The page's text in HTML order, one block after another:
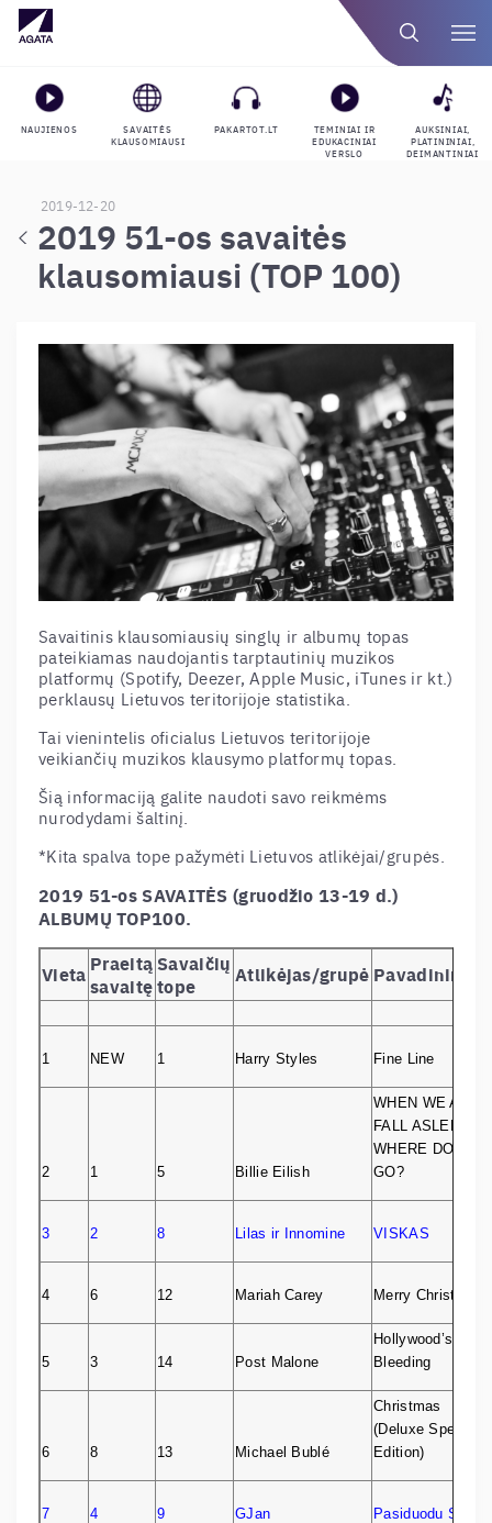
NAUJIENOS
SAVAITĖS
KLAUSOMIAUSI
PAKARTOT.LT
TEMINIAI IR
EDUKACINIAI
VERSLO
AUKSINIAI,
PLATININIAI,
DEIMANTINIAI
2019-12-20
2019 51-os savaitės
klausomiausi (TOP 100)
Savaitinis klausomiausių singlų ir albumų topas
pateikiamas naudojantis tarptautinių muzikos
platformų (Spotify, Deezer, Apple Music, iTunes ir kt.)
perklausų Lietuvos teritorijoje statistika.
Tai vienintelis oficialus Lietuvos teritorijoje
veikiančių muzikos klausymo platformų topas.
Šią informaciją galite naudoti savo reikmėms
nurodydami šaltinį.
*Kita spalva tope pažymėti Lietuvos atlikėjai/grupės.
2019 51-os SAVAITĖS (gruodžio 13-19 d.)
ALBUMŲ TOP100.
Vieta Praeitą
savaitę
Savaičių
tope
Atlikėjas/grupė Pavadinimas
1 NEW 1 Harry Styles Fine Line
2 1 5 Billie Eilish
WHEN WE ALL
FALL ASLEEP,
WHERE DO WE
GO?
3 2 8 Lilas ir Innomine VISKAS
4 6 12 Mariah Carey Merry Christmas
5 3 14 Post Malone
Hollywood’s
Bleeding
6 8 13 Michael Bublé
Christmas
(Deluxe Special
Edition)
7 4 9 GJan Pasiduodu Sau